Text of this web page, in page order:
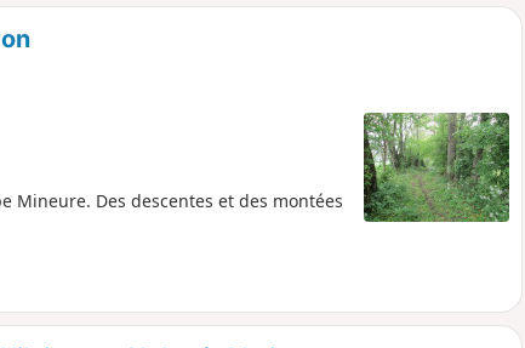
Mineure. Des descentes et des montées